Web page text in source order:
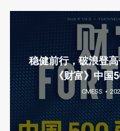
稳健前行，破浪登
《财富》中国
CMESS